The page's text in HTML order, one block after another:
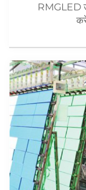
RMGLED